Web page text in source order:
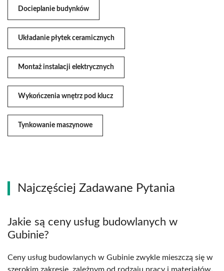
Docieplanie budynków
Układanie płytek ceramicznych
Montaż instalacji elektrycznych
Wykończenia wnętrz pod klucz
Tynkowanie maszynowe
Najczęściej Zadawane Pytania
Jakie są ceny usług budowlanych w
Gubinie?
Ceny usług budowlanych w Gubinie zwykle mieszczą się w